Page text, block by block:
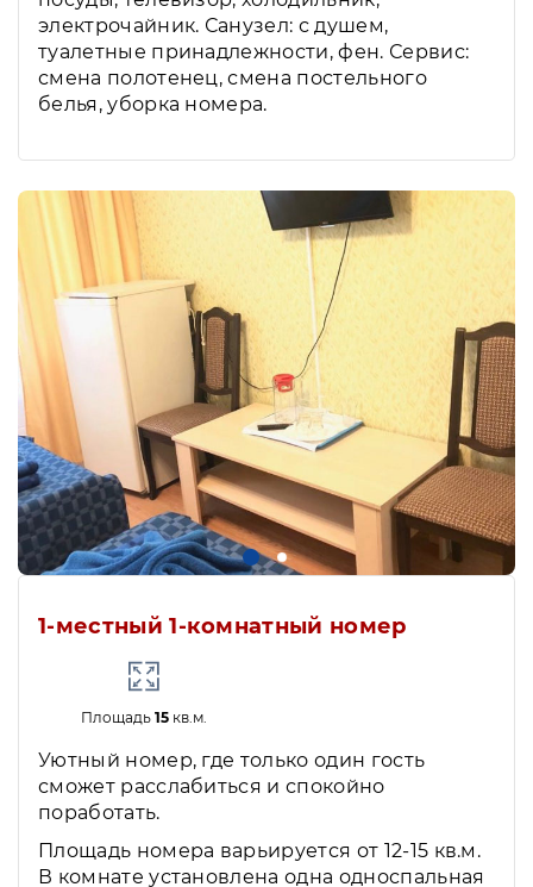
электрочайник. Санузел: с душем,
туалетные принадлежности, фен. Сервис:
смена полотенец, смена постельного
белья, уборка номера.
1-местный 1-комнатный номер
Площадь 15кв.м.
Уютный номер, где только один гость
сможет расслабиться и спокойно
поработать.
Площадь номера варьируется от 12-15 кв.м.
В комнате установлена одна односпальная